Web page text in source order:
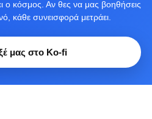
ο κόσμος. Αν θες να μας βοηθήσεις
κάθε συνεισφορά μετράει.
μας στο Ko-fi